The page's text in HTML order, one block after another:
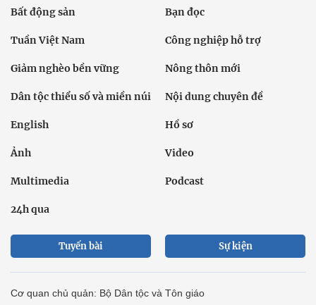
Bất động sản Bạn đọc
Tuần Việt Nam Công nghiệp hỗ trợ
Giảm nghèo bền vững Nông thôn mới
Dân tộc thiểu số và miền núi Nội dung chuyên đề
English Hồ sơ
Ảnh Video
Multimedia Podcast
24h qua
Tuyến bài Sự kiện
Cơ quan chủ quản: Bộ Dân tộc và Tôn giáo